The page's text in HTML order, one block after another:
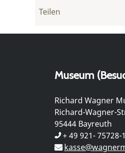
Teilen
Museum
Richard Wagner
Richard-Wagner-
95444 Bayreuth
+ 49 921- 75728-